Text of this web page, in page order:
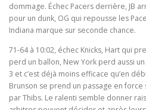
dommage. Échec Pacers derrière, JB
pour un dunk, OG qui repousse les
Indiana marque sur seconde chance.
71-64 à 10:02, échec Knicks, Hart qui
perd un ballon, New York perd aussi
3 et c’est déjà moins efficace qu’en
Brunson se prend un passage en force
par Thibs. Le ralenti semble donner